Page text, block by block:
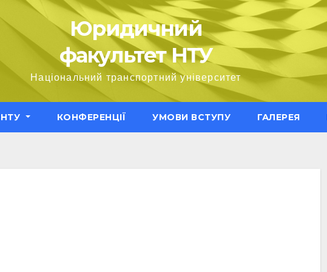
Юридичний
факультет НТУ
Національний транспортний університет
КОНФЕРЕНЦІЇ УМОВИ ВСТУПУ ГАЛЕРЕЯ